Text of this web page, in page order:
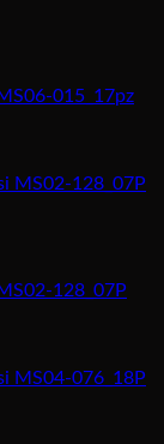
015_17pz
128_07P